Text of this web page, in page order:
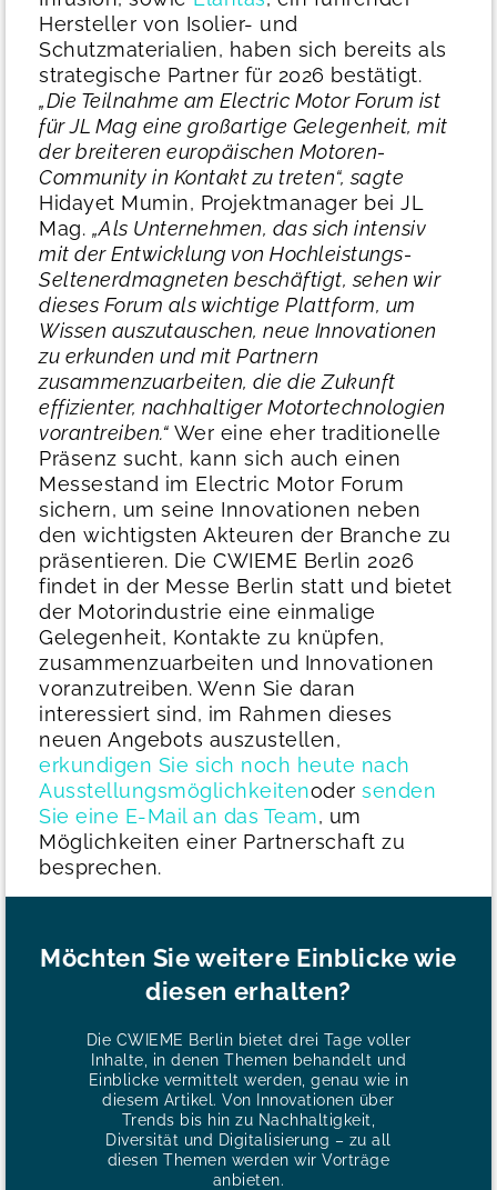
Hersteller von Isolier- und
Schutzmaterialien, haben sich bereits als
strategische Partner für 2026 bestätigt.
„Die Teilnahme am Electric Motor Forum ist
für JL Mag eine großartige Gelegenheit, mit
der breiteren europäischen Motoren-
Community in Kontakt zu treten“, sagte
Hidayet Mumin, Projektmanager bei JL
Mag. „Als Unternehmen, das sich intensiv
mit der Entwicklung von Hochleistungs-
Seltenerdmagneten beschäftigt, sehen wir
dieses Forum als wichtige Plattform, um
Wissen auszutauschen, neue Innovationen
zu erkunden und mit Partnern
zusammenzuarbeiten, die die Zukunft
effizienter, nachhaltiger Motortechnologien
vorantreiben.“ Wer eine eher traditionelle
Präsenz sucht, kann sich auch einen
Messestand im Electric Motor Forum
sichern, um seine Innovationen neben
den wichtigsten Akteuren der Branche zu
präsentieren. Die CWIEME Berlin 2026
findet in der Messe Berlin statt und bietet
der Motorindustrie eine einmalige
Gelegenheit, Kontakte zu knüpfen,
zusammenzuarbeiten und Innovationen
voranzutreiben. Wenn Sie daran
interessiert sind, im Rahmen dieses
neuen Angebots auszustellen,
erkundigen Sie sich noch heute nach
Ausstellungsmöglichkeitenoder senden
Sie eine E-Mail an das Team, um
Möglichkeiten einer Partnerschaft zu
besprechen.
Möchten Sie weitere Einblicke wie
diesen erhalten?
Die CWIEME Berlin bietet drei Tage voller
Inhalte, in denen Themen behandelt und
Einblicke vermittelt werden, genau wie in
diesem Artikel. Von Innovationen über
Trends bis hin zu Nachhaltigkeit,
Diversität und Digitalisierung – zu all
diesen Themen werden wir Vorträge
anbieten.